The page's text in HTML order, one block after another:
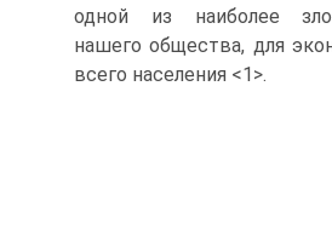
одной из наиболее
нашего общества, для
всего населения <1>.